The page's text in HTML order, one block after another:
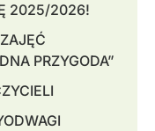
2025/2026!
PRZYGODA”